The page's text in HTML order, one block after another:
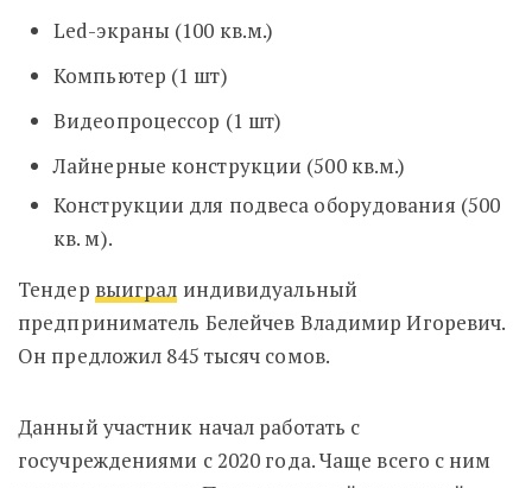
Led-экраны (100 кв.м.)
Компьютер (1 шт)
Видеопроцессор (1 шт)
Лайнерные конструкции (500 кв.м.)
Конструкции для подвеса оборудования (500
кв. м).
Тендер выиграл индивидуальный
предприниматель Белейчев Владимир Игоревич.
Он предложил 845 тысяч сомов.
Данный участник начал работать с
госучреждениями с 2020 года. Чаще всего с ним